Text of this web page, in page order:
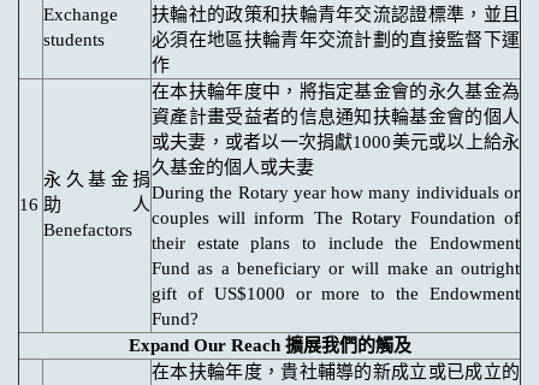
Exchange
students
扶輪社的政策和扶輪青年交流認證標準，並且
必須在地區扶輪青年交流計劃的直接監督下運
作
16
永久基金捐
助人
Benefactors
在本扶輪年度中，將指定基金會的永久基金為
資產計畫受益者的信息通知扶輪基金會的個人
或夫妻，或者以一次捐獻1000美元或以上給永
久基金的個人或夫妻
During the Rotary year how many individuals or
couples will inform The Rotary Foundation of
their estate plans to include the Endowment
Fund as a beneficiary or will make an outright
gift of US$1000 or more to the Endowment
Fund?
Expand Our Reach 擴展我們的觸及
在本扶輪年度，貴社輔導的新成立或已成立的